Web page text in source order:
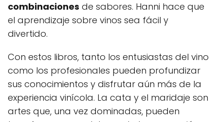
combinaciones de sabores. Hanni hace que
el aprendizaje sobre vinos sea fácil y
divertido.
Con estos libros, tanto los entusiastas del vino
como los profesionales pueden profundizar
sus conocimientos y disfrutar aún más de la
experiencia vinícola. La cata y el maridaje son
artes que, una vez dominadas, pueden